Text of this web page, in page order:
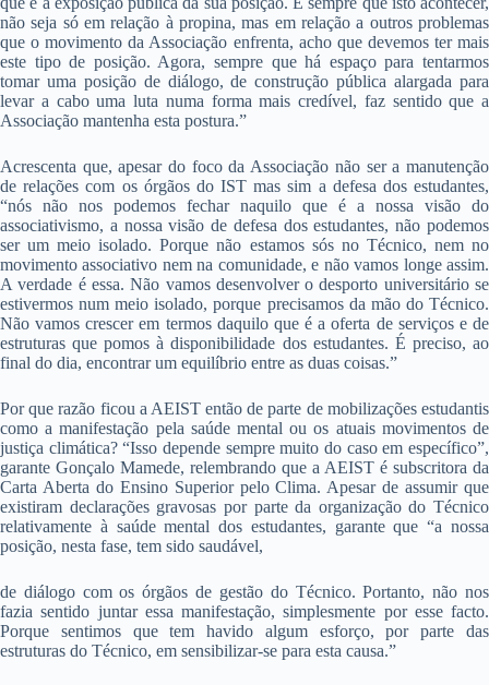
não seja só em relação à propina, mas em relação a outros problemas
que o movimento da Associação enfrenta, acho que devemos ter mais
este tipo de posição. Agora, sempre que há espaço para tentarmos
tomar uma posição de diálogo, de construção pública alargada para
levar a cabo uma luta numa forma mais credível, faz sentido que a
Associação mantenha esta postura.”
Acrescenta que, apesar do foco da Associação não ser a manutenção
de relações com os órgãos do IST mas sim a defesa dos estudantes,
“nós não nos podemos fechar naquilo que é a nossa visão do
associativismo, a nossa visão de defesa dos estudantes, não podemos
ser um meio isolado. Porque não estamos sós no Técnico, nem no
movimento associativo nem na comunidade, e não vamos longe assim.
A verdade é essa. Não vamos desenvolver o desporto universitário se
estivermos num meio isolado, porque precisamos da mão do Técnico.
Não vamos crescer em termos daquilo que é a oferta de serviços e de
estruturas que pomos à disponibilidade dos estudantes. É preciso, ao
final do dia, encontrar um equilíbrio entre as duas coisas.”
Por que razão ficou a AEIST então de parte de mobilizações estudantis
como a manifestação pela saúde mental ou os atuais movimentos de
justiça climática? “Isso depende sempre muito do caso em específico”,
garante Gonçalo Mamede, relembrando que a AEIST é subscritora da
Carta Aberta do Ensino Superior pelo Clima. Apesar de assumir que
existiram declarações gravosas por parte da organização do Técnico
relativamente à saúde mental dos estudantes, garante que “a nossa
posição, nesta fase, tem sido saudável,
de diálogo com os órgãos de gestão do Técnico. Portanto, não nos
fazia sentido juntar essa manifestação, simplesmente por esse facto.
Porque sentimos que tem havido algum esforço, por parte das
estruturas do Técnico, em sensibilizar-se para esta causa.”